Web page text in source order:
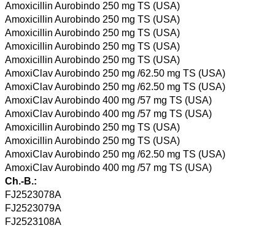
Amoxicillin Aurobindo 250 mg TS (USA)
Amoxicillin Aurobindo 250 mg TS (USA)
Amoxicillin Aurobindo 250 mg TS (USA)
Amoxicillin Aurobindo 250 mg TS (USA)
Amoxicillin Aurobindo 250 mg TS (USA)
AmoxiClav Aurobindo 250 mg /62.50 mg TS (USA)
AmoxiClav Aurobindo 250 mg /62.50 mg TS (USA)
AmoxiClav Aurobindo 400 mg /57 mg TS (USA)
AmoxiClav Aurobindo 400 mg /57 mg TS (USA)
Amoxicillin Aurobindo 250 mg TS (USA)
Amoxicillin Aurobindo 250 mg TS (USA)
AmoxiClav Aurobindo 250 mg /62.50 mg TS (USA)
AmoxiClav Aurobindo 400 mg /57 mg TS (USA)
Ch.-B.:
FJ2523078A
FJ2523079A
FJ2523108A